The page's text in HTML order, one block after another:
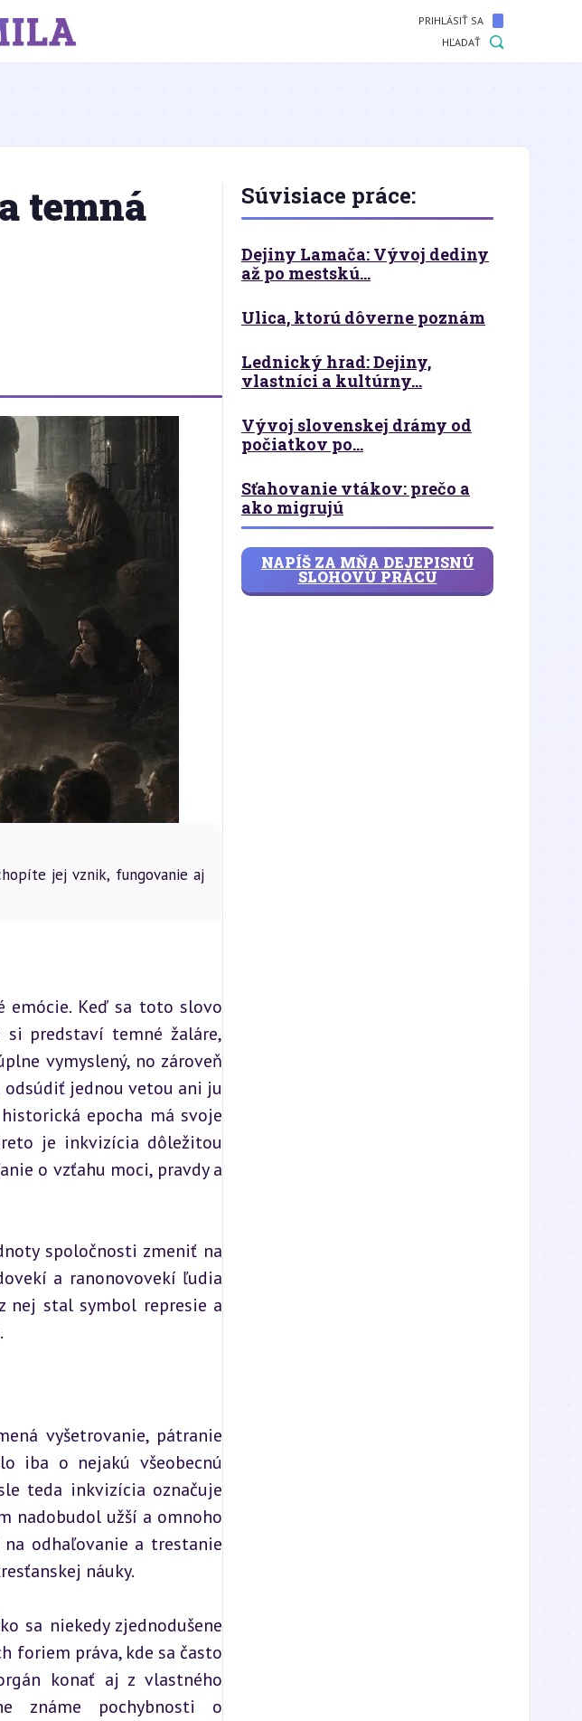
PRIHLÁSIŤ SA
HĽADAŤ
temná
jej vznik, fungovanie aj
Keď sa toto slovo
predstaví temné žaláre,
vymyslený, no zároveň
odsúdiť jednou vetou ani ju
epocha má svoje
je inkvizícia dôležitou
o vzťahu moci, pravdy a
spoločnosti zmeniť na
a ranonovovekí ľudia
nej stal symbol represie a
vyšetrovanie, pátranie
iba o nejakú všeobecnú
teda inkvizícia označuje
nadobudol užší a omnoho
odhaľovanie a trestanie
náuky.
sa niekedy zjednodušene
foriem práva, kde sa často
konať aj z vlastného
známe pochybnosti o
Súvisiace práce:
Dejiny Lamača: Vývoj dediny
až po mestskú...
Ulica, ktorú dôverne poznám
Lednický hrad: Dejiny,
vlastníci a kultúrny...
Vývoj slovenskej drámy od
počiatkov po...
Sťahovanie vtákov: prečo a
ako migrujú
NAPÍŠ ZA MŇA DEJEPISNÚ
SLOHOVÚ PRÁCU